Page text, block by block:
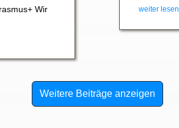
Wir
weiter lesen
Weitere Beiträge anzeigen